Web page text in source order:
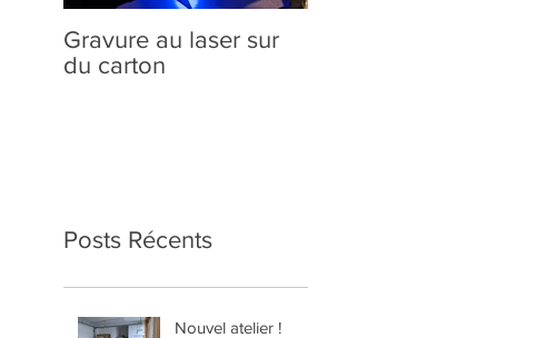
Gravure au laser sur
du carton
Posts Récents
Nouvel atelier !